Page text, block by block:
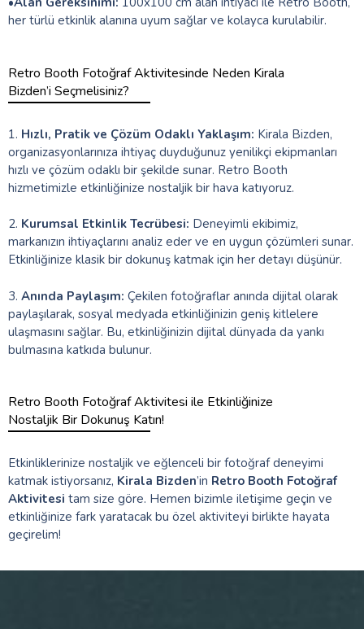
her türlü etkinlik alanına uyum sağlar ve kolayca kurulabilir.
Retro Booth Fotoğraf Aktivitesinde Neden Kirala
Bizden’i Seçmelisiniz?
1. Hızlı, Pratik ve Çözüm Odaklı Yaklaşım: Kirala Bizden,
organizasyonlarınıza ihtiyaç duyduğunuz yenilikçi ekipmanları
hızlı ve çözüm odaklı bir şekilde sunar. Retro Booth
hizmetimizle etkinliğinize nostaljik bir hava katıyoruz.
2. Kurumsal Etkinlik Tecrübesi: Deneyimli ekibimiz,
markanızın ihtiyaçlarını analiz eder ve en uygun çözümleri sunar.
Etkinliğinize klasik bir dokunuş katmak için her detayı düşünür.
3. Anında Paylaşım: Çekilen fotoğraflar anında dijital olarak
paylaşılarak, sosyal medyada etkinliğinizin geniş kitlelere
ulaşmasını sağlar. Bu, etkinliğinizin dijital dünyada da yankı
bulmasına katkıda bulunur.
Retro Booth Fotoğraf Aktivitesi ile Etkinliğinize
Nostaljik Bir Dokunuş Katın!
Etkinliklerinize nostaljik ve eğlenceli bir fotoğraf deneyimi
katmak istiyorsanız, Kirala Bizden’in Retro Booth Fotoğraf
Aktivitesi tam size göre. Hemen bizimle iletişime geçin ve
etkinliğinize fark yaratacak bu özel aktiviteyi birlikte hayata
geçirelim!